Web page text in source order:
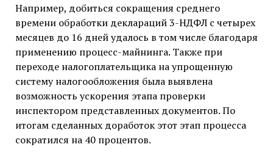
Например, добиться сокращения среднего
времени обработки деклараций 3-НДФЛ с четырех
месяцев до 16 дней удалось в том числе благодаря
применению процесс-майнинга. Также при
переходе налогоплательщика на упрощенную
систему налогообложения была выявлена
возможность ускорения этапа проверки
инспектором представленных документов. По
итогам сделанных доработок этот этап процесса
сократился на 40 процентов.